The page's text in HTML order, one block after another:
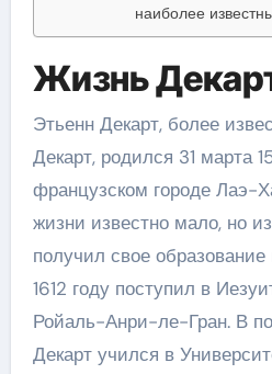
наиболее
Жизнь
Этьенн Декарт, более
Декарт, родился 31 марта
французском городе Лаэ-
жизни известно мало, но
получил свое
1612 году поступил в
Ройаль-Анри-ле-Гран. В
Декарт учился в